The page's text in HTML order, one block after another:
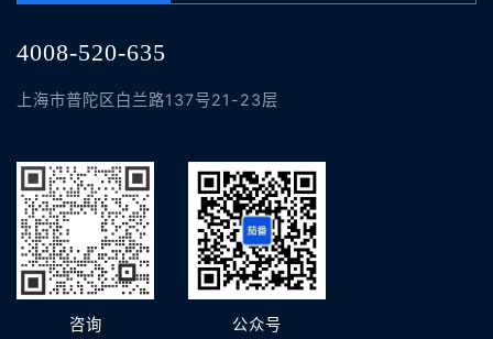
4008-520-635
上海市普陀区白兰路137号21-23层
咨询 公众号